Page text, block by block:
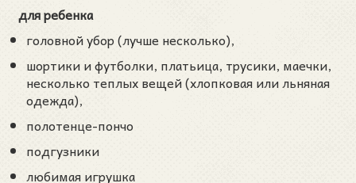
для ребенка
головной убор (лучше несколько),
шортики и футболки, платьица, трусики, маечки,
несколько теплых вещей (хлопковая или льняная
одежда),
полотенце-пончо
подгузники
любимая игрушка